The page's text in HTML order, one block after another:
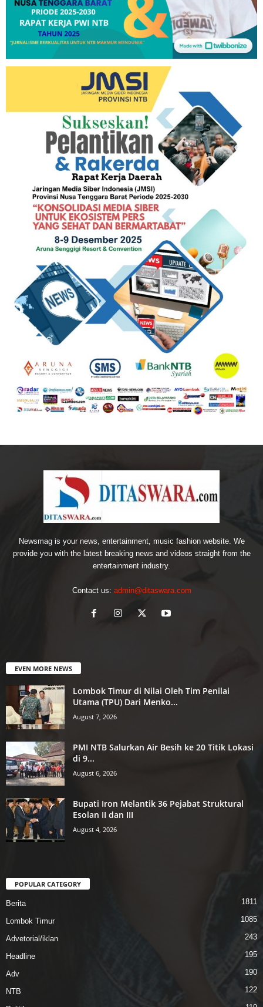
Newsmag is your news, entertainment, music fashion website. We
provide you with the latest breaking news and videos straight from the
entertainment industry.
Contact us: admin@ditaswara.com
EVEN MORE NEWS
Lombok Timur di Nilai Oleh Tim Penilai
Utama (TPU) Dari Menko...
August 7, 2026
PMI NTB Salurkan Air Besih ke 20 Titik Lokasi
di 9...
August 6, 2026
Bupati Iron Melantik 36 Pejabat Struktural
Esolan II dan III
August 4, 2026
POPULAR CATEGORY
Berita 1811
Lombok Timur 1085
Advetorial/iklan 243
Headline 195
Adv 190
NTB 122